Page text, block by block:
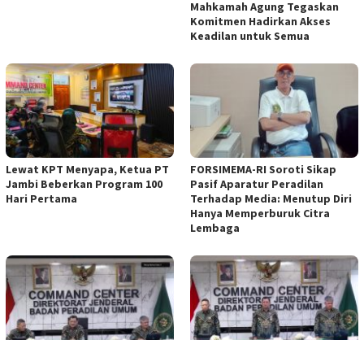
Mahkamah Agung Tegaskan
Komitmen Hadirkan Akses
Keadilan untuk Semua ‎
‎Lewat KPT Menyapa, Ketua PT
Jambi Beberkan Program 100
Hari Pertama ‎
FORSIMEMA-RI Soroti Sikap
Pasif Aparatur Peradilan
Terhadap Media: Menutup Diri
Hanya Memperburuk Citra
Lembaga ‎ ‎